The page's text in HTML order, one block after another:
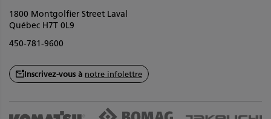
1800 Montgolfier Street Laval
Québec H7T 0L9
450-781-9600
Inscrivez-vous à notre infolettre